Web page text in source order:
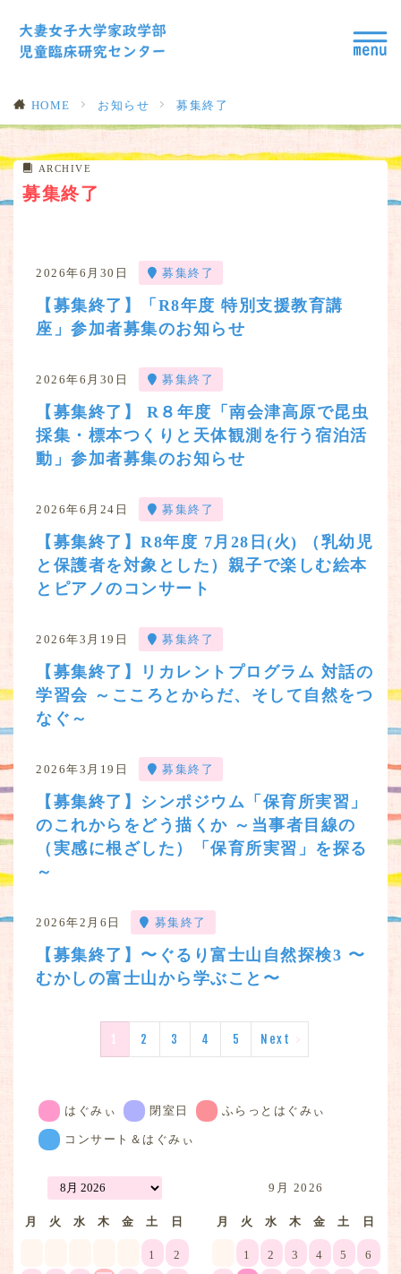
HOME お知らせ 募集終了
ARCHIVE
募集終了
2026年6月30日 募集終了
【募集終了】「R8年度 特別支援教育講
座」参加者募集のお知らせ
2026年6月30日 募集終了
【募集終了】 R８年度「南会津高原で昆虫
採集・標本つくりと天体観測を行う宿泊活
動」参加者募集のお知らせ
2026年6月24日 募集終了
【募集終了】R8年度 7月28日(火) （乳幼児
と保護者を対象とした）親子で楽しむ絵本
とピアノのコンサート
2026年3月19日 募集終了
【募集終了】リカレントプログラム 対話の
学習会 ～こころとからだ、そして自然をつ
なぐ～
2026年3月19日 募集終了
【募集終了】シンポジウム「保育所実習」
のこれからをどう描くか ～当事者目線の
（実感に根ざした）「保育所実習」を探る
～
2026年2月6日 募集終了
【募集終了】〜ぐるり富⼠⼭⾃然探検3 〜
むかしの富⼠⼭から学ぶこと〜
1 2 3 4 5 Next
はぐみぃ 閉室日 ふらっとはぐみぃ
コンサート＆はぐみぃ
月 火 水 木 金 土 日
1 2
9月 2026
月 火 水 木 金 土 日
1 2 3 4 5 6